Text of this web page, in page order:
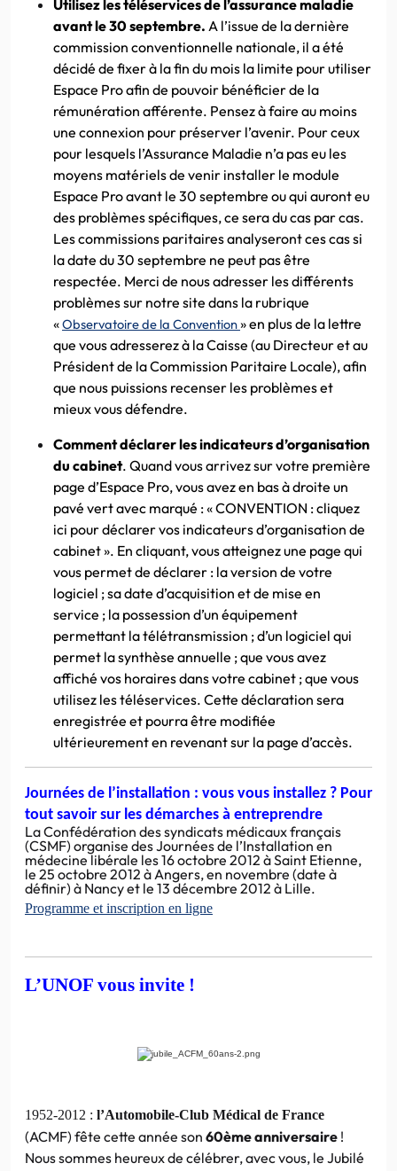
Utilisez les téléservices de l’assurance maladie
avant le 30 septembre. A l’issue de la dernière
commission conventionnelle nationale, il a été
décidé de fixer à la fin du mois la limite pour utiliser
Espace Pro afin de pouvoir bénéficier de la
rémunération afférente. Pensez à faire au moins
une connexion pour préserver l’avenir. Pour ceux
pour lesquels l’Assurance Maladie n’a pas eu les
moyens matériels de venir installer le module
Espace Pro avant le 30 septembre ou qui auront eu
des problèmes spécifiques, ce sera du cas par cas.
Les commissions paritaires analyseront ces cas si
la date du 30 septembre ne peut pas être
respectée. Merci de nous adresser les différents
problèmes sur notre site dans la rubrique
«Observatoire de la Convention» en plus de la lettre
que vous adresserez à la Caisse (au Directeur et au
Président de la Commission Paritaire Locale), afin
que nous puissions recenser les problèmes et
mieux vous défendre.
Comment déclarer les indicateurs d’organisation
du cabinet. Quand vous arrivez sur votre première
page d’Espace Pro, vous avez en bas à droite un
pavé vert avec marqué : « CONVENTION : cliquez
ici pour déclarer vos indicateurs d’organisation de
cabinet ». En cliquant, vous atteignez une page qui
vous permet de déclarer : la version de votre
logiciel ; sa date d’acquisition et de mise en
service ; la possession d’un équipement
permettant la télétransmission ; d’un logiciel qui
permet la synthèse annuelle ; que vous avez
affiché vos horaires dans votre cabinet ; que vous
utilisez les téléservices. Cette déclaration sera
enregistrée et pourra être modifiée
ultérieurement en revenant sur la page d’accès.
Journées de l’installation : vous vous installez ? Pour
tout savoir sur les démarches à entreprendre
La Confédération des syndicats médicaux français
(CSMF) organise des Journées de l’Installation en
médecine libérale les 16 octobre 2012 à Saint Etienne,
le 25 octobre 2012 à Angers, en novembre (date à
définir) à Nancy et le 13 décembre 2012 à Lille.
Programme et inscription en ligne
L’UNOF vous invite !
1952-2012 : l’Automobile-Club Médical de France
(ACMF) fête cette année son 60ème anniversaire !
Nous sommes heureux de célébrer, avec vous, le Jubilé